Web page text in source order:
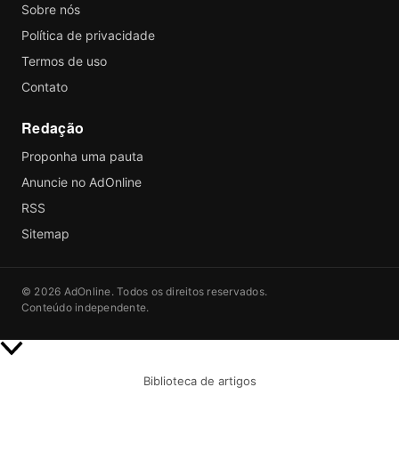
Sobre nós
Política de privacidade
Termos de uso
Contato
Redação
Proponha uma pauta
Anuncie no AdOnline
RSS
Sitemap
© 2026 AdOnline. Todos os direitos reservados.
Conteúdo independente.
Rolar
Biblioteca de artigos